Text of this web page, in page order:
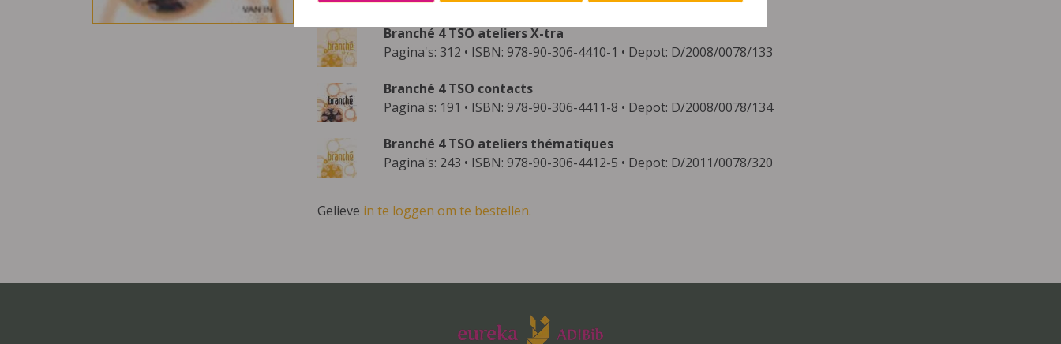
Branché 4 TSO ateliers X-tra
Pagina's: 312 • ISBN: 978-90-306-4410-1 • Depot: D/2008/0078/133
Branché 4 TSO contacts
Pagina's: 191 • ISBN: 978-90-306-4411-8 • Depot: D/2008/0078/134
Branché 4 TSO ateliers thématiques
Pagina's: 243 • ISBN: 978-90-306-4412-5 • Depot: D/2011/0078/320
Gelieve in te loggen om te bestellen.